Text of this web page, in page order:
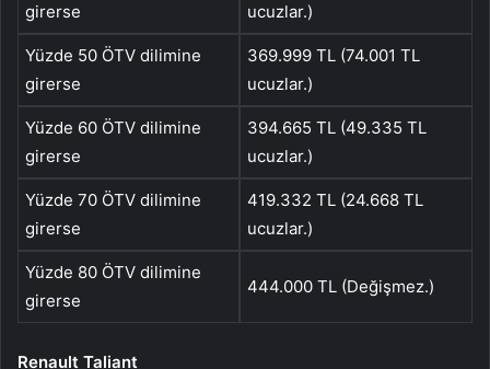
girerse
ucuzlar.)
Yüzde 50 ÖTV dilimine
girerse
369.999 TL (74.001‬ TL
ucuzlar.)
Yüzde 60 ÖTV dilimine
girerse
394.665 TL (49.335 TL
ucuzlar.)
Yüzde 70 ÖTV dilimine
girerse
419.332 TL (24.668 TL
ucuzlar.)
Yüzde 80 ÖTV dilimine
girerse
444.000 TL (Değişmez.)
Renault Taliant